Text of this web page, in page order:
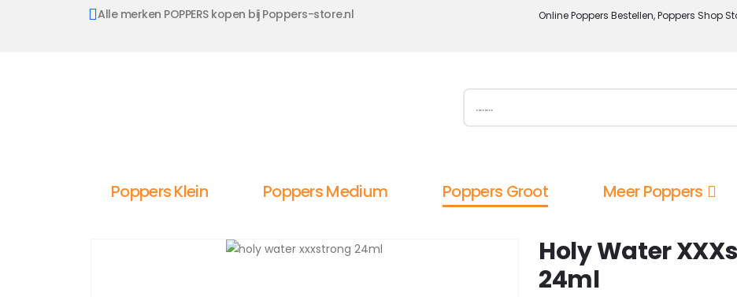
Alle merken POPPERS kopen bij Poppers-store.nl Online Poppers Bestellen, Poppers Shop
Poppers Klein Poppers Medium Poppers Groot Meer Poppers
Holy Water
24ml